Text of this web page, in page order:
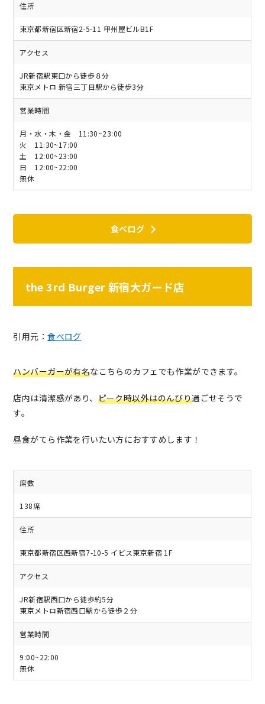
住所
東京都新宿区新宿2-5-11 甲州屋ビルB1F
アクセス
JR新宿駅東口から徒歩８分
東京メトロ 新宿三丁目駅から徒歩3分
営業時間
月・水・木・金 11:30~23:00
火 11:30~17:00
土 12:00~23:00
日 12:00~22:00
無休
食べログ
the 3rd Burger 新宿大ガード店
引用元：食べログ
ハンバーガーが有名なこちらのカフェでも作業ができます。
店内は清潔感があり、 ピーク時以外はのんびり過ごせそうで
す。
昼食がてら作業を行いたい方におすすめします！
席数
138席
住所
東京都新宿区西新宿7-10-5 イビス東京新宿 1F
アクセス
JR新宿駅西口から徒歩約5分
東京メトロ新宿西口駅から徒歩２分
営業時間
9:00~22:00
無休